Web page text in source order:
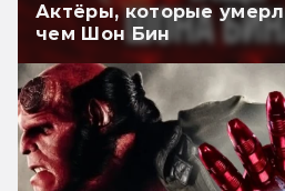
Актёры, которые
чем Шон Бин